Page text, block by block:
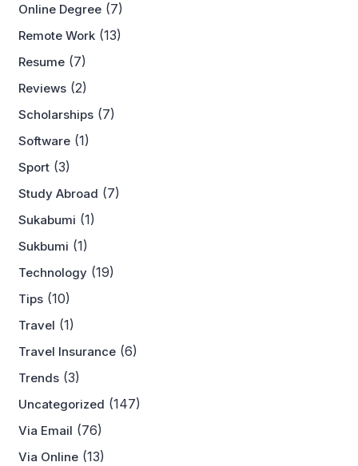
Online Degree (7)
Remote Work (13)
Resume (7)
Reviews (2)
Scholarships (7)
Software (1)
Sport (3)
Study Abroad (7)
Sukabumi (1)
Sukbumi (1)
Technology (19)
Tips (10)
Travel (1)
Travel Insurance (6)
Trends (3)
Uncategorized (147)
Via Email (76)
Via Online (13)